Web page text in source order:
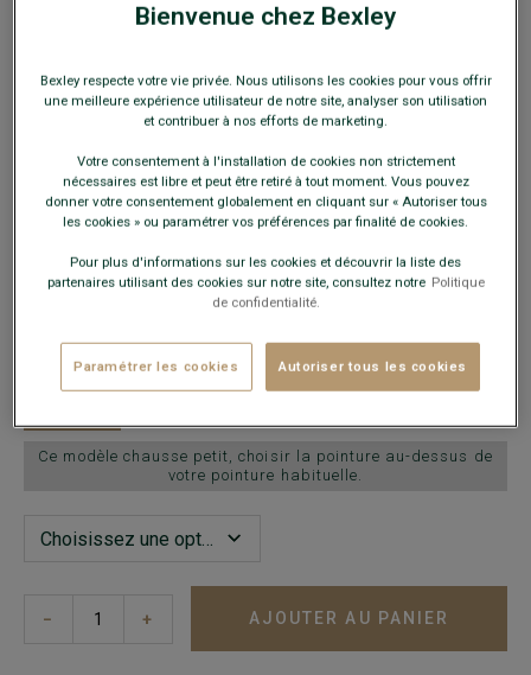
Doublure en laine véritable
59€La 2e paire
Payez en plusieurs fois dès 199€ d'achat
COULEURS DISPONIBLES
Ce modèle chausse petit, choisir la pointure au-dessus de
votre pointure habituelle.
− + AJOUTER AU PANIER
Bienvenue chez Bexley
Bexley respecte votre vie privée. Nous utilisons les cookies pour vous offrir
une meilleure expérience utilisateur de notre site, analyser son utilisation
et contribuer à nos efforts de marketing.
Votre consentement à l'installation de cookies non strictement
nécessaires est libre et peut être retiré à tout moment. Vous pouvez
donner votre consentement globalement en cliquant sur « Autoriser tous
les cookies » ou paramétrer vos préférences par finalité de cookies.
Pour plus d'informations sur les cookies et découvrir la liste des
partenaires utilisant des cookies sur notre site, consultez notre Politique
de confidentialité.
Paramétrer les cookies Autoriser tous les cookies